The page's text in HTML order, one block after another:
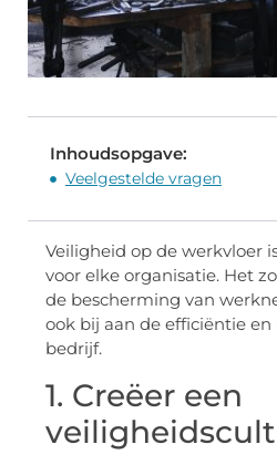
Inhoudsopgave:
Veelgestelde vragen
Veiligheid op de werkvloer
voor elke organisatie. Het
de bescherming van
ook bij aan de efficiëntie en
bedrijf.
1. Creëer een